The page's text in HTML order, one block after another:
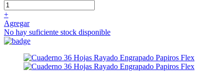
+
Agregar
No hay suficiente stock disponible